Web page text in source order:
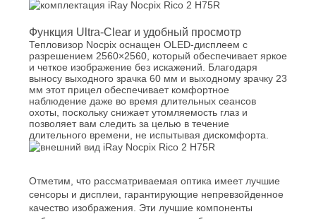
Функция Ultra-Clear и удобный просмотр
Тепловизор Nocpix оснащен OLED-дисплеем с
разрешением 2560×2560, который обеспечивает яркое
и четкое изображение без искажений. Благодаря
выносу выходного зрачка 60 мм и выходному зрачку 23
мм этот прицел обеспечивает комфортное
наблюдение даже во время длительных сеансов
охоты, поскольку снижает утомляемость глаз и
позволяет вам следить за целью в течение
длительного времени, не испытывая дискомфорта.
Отметим, что рассматриваемая оптика имеет лучшие
сенсоры и дисплеи, гарантирующие непревзойденное
качество изображения. Эти лучшие компоненты